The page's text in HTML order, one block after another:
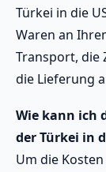
Türkei in die
Waren an
Transport, die
die Lieferung
Wie kann ich
der Türkei in
Um die